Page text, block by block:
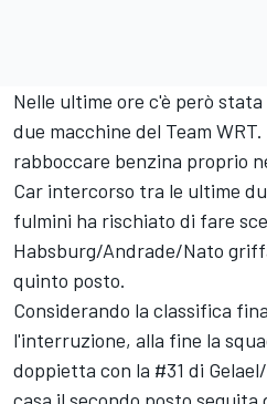
Nelle ultime ore c'è però
due macchine del Team
rabboccare benzina proprio
Car intercorso tra le ultime
fulmini ha rischiato di fare
Habsburg/Andrade/Nato
quinto posto.
Considerando la classifica
l'interruzione, alla fine la
doppietta con la #31 di